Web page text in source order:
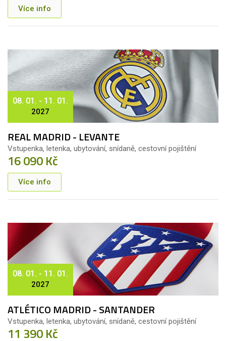
Více info
08. 01. - 11. 01.
2027
REAL MADRID - LEVANTE
Vstupenka, letenka, ubytování, snídaně, cestovní pojištění
16 090 Kč
Více info
08. 01. - 11. 01.
2027
ATLÉTICO MADRID - SANTANDER
Vstupenka, letenka, ubytování, snídaně, cestovní pojištění
11 390 Kč